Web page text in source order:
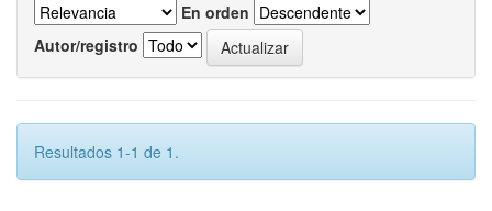
En orden
Autor/registro
Resultados 1-1 de 1.